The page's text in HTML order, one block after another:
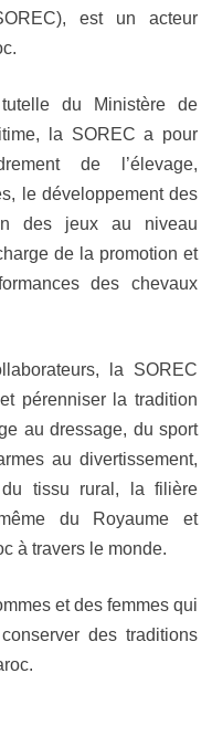
est un acteur
du Ministère de
la SOREC a pour
de l’élevage,
le développement des
des jeux au niveau
de la promotion et
des chevaux
la SOREC
pérenniser la tradition
au dressage, du sport
au divertissement,
du tissu rural, la filière
du Royaume et
à travers le monde.
et des femmes qui
des traditions